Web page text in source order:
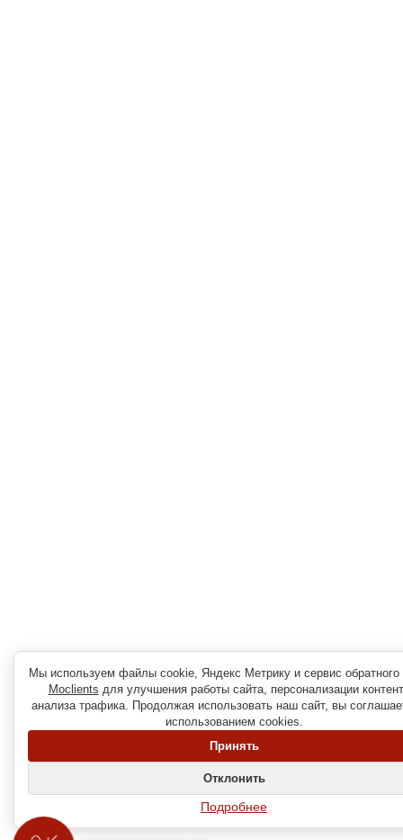
Мы используем файлы cookie, Яндекс Метрику и сервис обратного
Moclients для улучшения работы сайта, персонализации
анализа трафика. Продолжая использовать наш сайт, вы
использованием cookies.
Принять
Отклонить
Подробнее